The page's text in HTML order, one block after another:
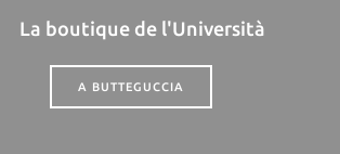
La boutique de l'Università
A BUTTEGUCCIA